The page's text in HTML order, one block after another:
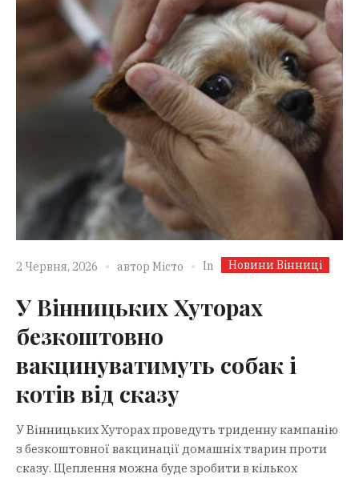
2 Червня, 2026 автор Місто In Новини Вінниці
У Вінницьких Хуторах
безкоштовно
вакцинуватимуть собак і
котів від сказу
У Вінницьких Хуторах проведуть триденну кампанію
з безкоштовної вакцинації домашніх тварин проти
сказу. Щеплення можна буде зробити в кількох